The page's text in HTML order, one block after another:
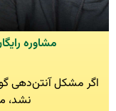
مشاوره
اگر مشکل آنتن‌دهی
نشد،